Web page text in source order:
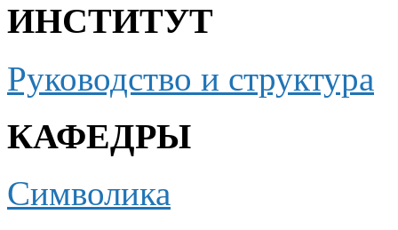
ИНСТИТУТ
Руководство и структура
КАФЕДРЫ
Символика